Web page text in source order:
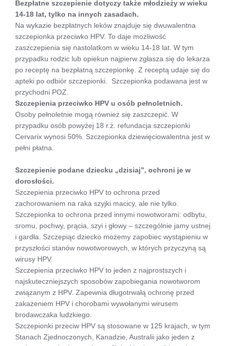
Bezpłatne szczepienie dotyczy także młodzieży w wieku
14-18 lat, tylko na innych zasadach.
Na wykazie bezpłatnych leków znajduje się dwuwalentna
szczepionka przeciwko HPV. To daje możliwość
zaszczepienia się nastolatkom w wieku 14-18 lat. W tym
przypadku rodzic lub opiekun najpierw zgłasza się do lekarza
po receptę na bezpłatną szczepionkę. Z receptą udaje się do
apteki po odbiór szczepionki. Szczepionka podawana jest w
przychodni POZ.
Szczepienia przeciwko HPV u osób pełnoletnich.
Osoby pełnoletnie mogą również się zaszczepić. W
przypadku osób powyżej 18 r.ż. refundacja szczepionki
Cervarix wynosi 50%. Szczepionka dziewięciowalentna jest w
pełni płatna.
Szczepienie podane dziecku „dzisiaj”, ochroni je w
dorosłości.
Szczepienia przeciwko HPV to ochrona przed
zachorowaniem na raka szyjki macicy, ale nie tylko.
Szczepionka to ochrona przed innymi nowotworami: odbytu,
sromu, pochwy, prącia, szyi i głowy – szczególnie jamy ustnej
i gardła. Szczepiąc dziecko możemy zapobiec wystąpieniu w
przyszłości stanów nowotworowych, w których przyczyną są
wirusy HPV.
Szczepienia przeciwko HPV to jeden z najprostszych i
najskuteczniejszych sposobów zapobiegania nowotworom
związanym z HPV. Zapewnia długotrwałą ochronę przed
zakażeniem HPV i chorobami wywołanymi wirusem
brodawczaka ludzkiego.
Szczepionki przeciw HPV są stosowane w 125 krajach, w tym
Stanach Zjednoczonych, Kanadzie, Australii jako jeden z